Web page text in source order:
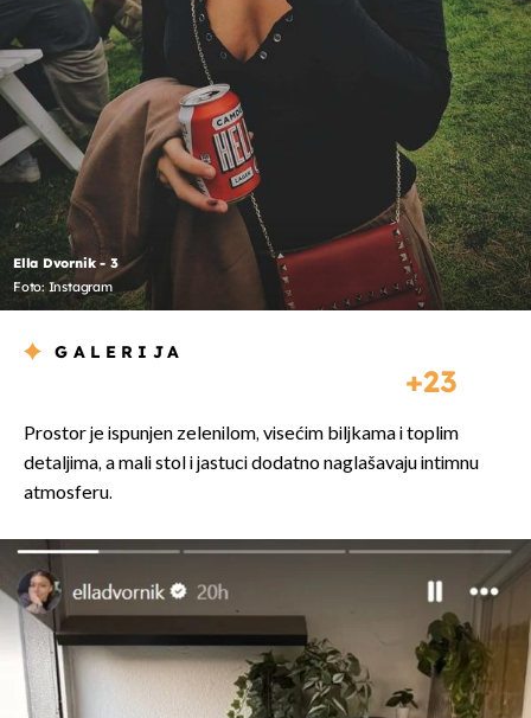
Ella Dvornik - 3
Foto: Instagram
GALERIJA
23
Prostor je ispunjen zelenilom, visećim biljkama i toplim
detaljima, a mali stol i jastuci dodatno naglašavaju intimnu
atmosferu.